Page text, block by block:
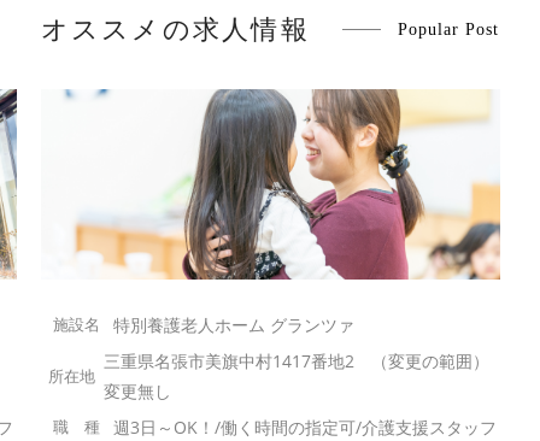
オススメの求人情報 Popular Post
特別養護老人ホーム グランツァ
三重県名張市美旗中村1417番地2 （変更の範囲）
変更無し
週3日～OK！/働く時間の指定可/介護支援スタッフ